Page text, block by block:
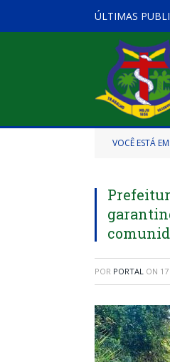
ÚLTIMAS
VOCÊ ESTÁ EM:
POR PORTAL ON